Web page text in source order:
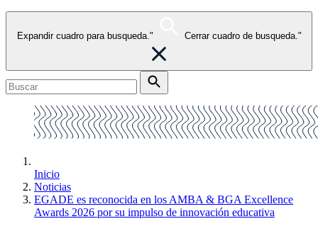
Expandir cuadro para busqueda." Cerrar cuadro de busqueda."
Inicio
Noticias
EGADE es reconocida en los AMBA & BGA Excellence
Awards 2026 por su impulso de innovación educativa